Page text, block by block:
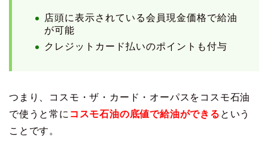
店頭に表示されている会員現金価格で給油
が可能
クレジットカード払いのポイントも付与
つまり、コスモ・ザ・カード・オーパスをコスモ石油
で使うと常に コスモ石油の底値で給油ができる という
ことです。